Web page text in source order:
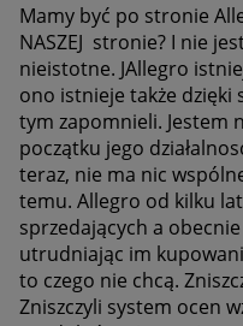
Mamy być po stronie
NASZEJ stronie? I nie
nieistotne. JAllegro
ono istnieje także dzięki
tym zapomnieli. Jestem
początku jego
teraz, nie ma nic
temu. Allegro od kilku
sprzedających a
utrudniając im
to czego nie chcą.
Zniszczyli system ocen